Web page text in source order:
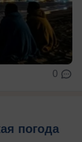
0
погода